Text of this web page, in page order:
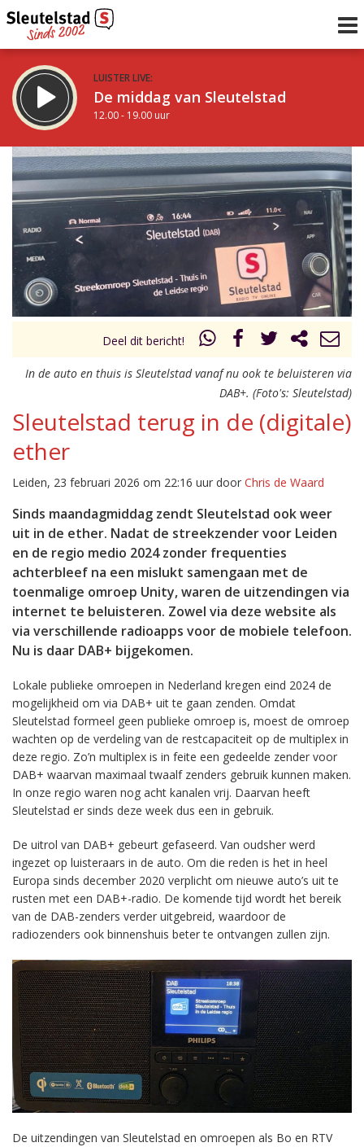
LUISTER LIVE:
De middag van Sleutelstad
12.00 - 19.00 uur
STRAKS:
De avond van Sleutelstad
19.00 - 22.00 uur
Vorig uur
uur 1 van 0 Volgend uur
Deel dit bericht!
In de auto en thuis is Sleutelstad vanaf nu ook te beluisteren via
DAB+. (Foto's: Sleutelstad)
Sleutelstad terug in de (digitale)
ether
Leiden, 23 februari 2026 om 22:16 uur door Chris de Waard
Sinds maandagmiddag zendt Sleutelstad ook weer
uit in de ether. Nadat de streekzender voor Leiden
en de regio medio 2024 zonder frequenties
achterbleef na een mislukt samengaan met de
toenmalige omroep Unity, waren de uitzendingen via
internet te beluisteren. Zowel via deze website als
via verschillende radioapps voor de mobiele telefoon.
Nu is daar DAB+ bijgekomen.
Lokale publieke omroepen in Nederland kregen eind 2024 de
mogelijkheid om via DAB+ uit te gaan zenden. Omdat
Sleutelstad formeel geen publieke omroep is, moest de omroep
wachten op de verdeling van de restcapaciteit op de multiplex in
deze regio. Zo’n multiplex is in feite een gedeelde zender voor
DAB+ waarvan maximaal twaalf zenders gebruik kunnen maken.
In onze regio waren nog acht kanalen vrij. Daarvan heeft
Sleutelstad er sinds deze week dus een in gebruik.
De uitrol van DAB+ gebeurt gefaseerd. Van oudsher werd
ingezet op luisteraars in de auto. Om die reden is het in heel
Europa sinds december 2020 verplicht om nieuwe auto’s uit te
rusten met een DAB+-radio. De komende tijd wordt het bereik
van de DAB-zenders verder uitgebreid, waardoor de
radiozenders ook binnenshuis beter te ontvangen zullen zijn.
De uitzendingen van Sleutelstad en omroepen als Bo en RTV